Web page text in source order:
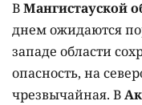
ВМангистауской
днем ожидаются
западе области
опасность, на
чрезвычайная. В